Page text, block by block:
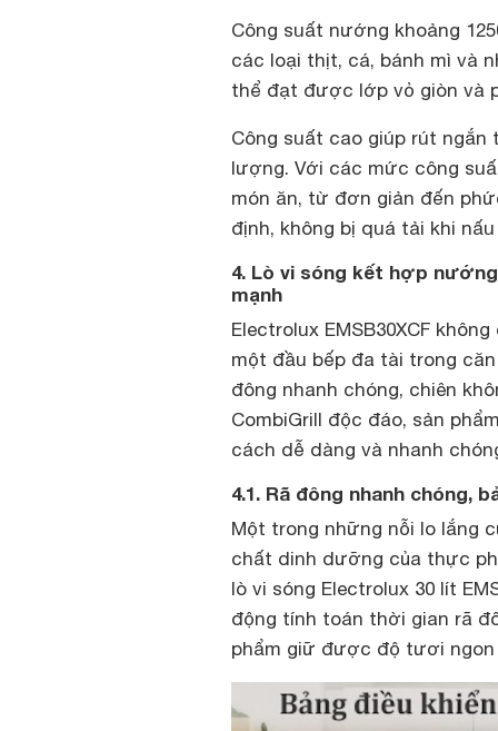
Công suất nướng khoảng
các loại thịt, cá, bánh mì và
thể đạt được lớp vỏ giòn và
Công suất cao giúp rút
lượng. Với các mức công
món ăn, từ đơn giản đến
định, không bị quá tải khi
4. Lò vi sóng kết hợp
mạnh
Electrolux EMSB30XCF
một đầu bếp đa tài trong
đông nhanh chóng, chiên
CombiGrill độc đáo, sản
cách dễ dàng và nhanh
4.1. Rã đông nhanh chóng,
Một trong những nỗi lo lắng
chất dinh dưỡng của thực
lò vi sóng Electrolux 30 lít
động tính toán thời gian rã
phẩm giữ được độ tươi